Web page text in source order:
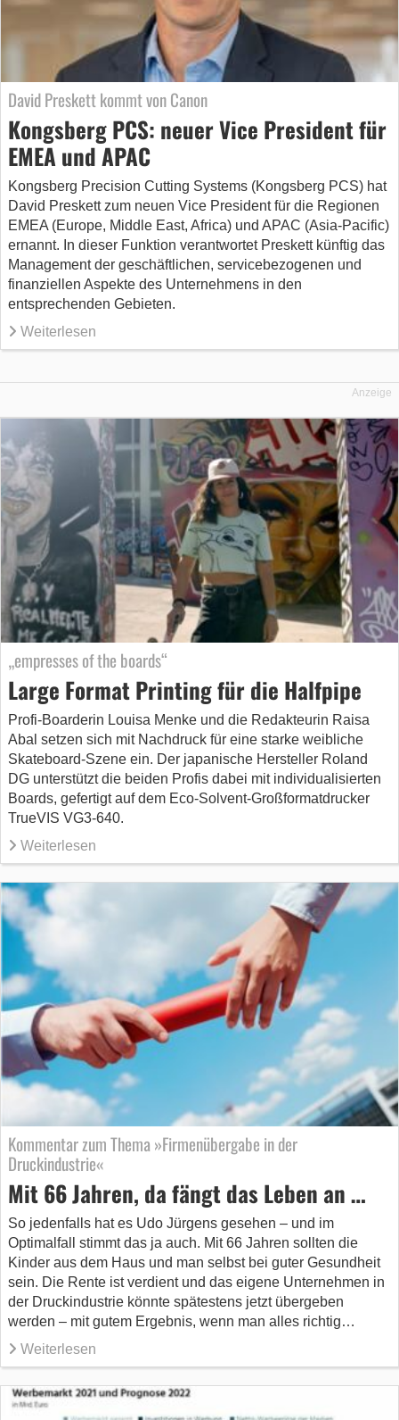
David Preskett kommt von Canon
Kongsberg PCS: neuer Vice President für
EMEA und APAC
Kongsberg Precision Cutting Systems (Kongsberg PCS) hat
David Preskett zum neuen Vice President für die Regionen
EMEA (Europe, Middle East, Africa) und APAC (Asia-Pacific)
ernannt. In dieser Funktion verantwortet Preskett künftig das
Management der geschäftlichen, servicebezogenen und
finanziellen Aspekte des Unternehmens in den
entsprechenden Gebieten.
Weiterlesen
Anzeige
„empresses of the boards“
Large Format Printing für die Halfpipe
Profi-Boarderin Louisa Menke und die Redakteurin Raisa
Abal setzen sich mit Nachdruck für eine starke weibliche
Skateboard-Szene ein. Der japanische Hersteller Roland
DG unterstützt die beiden Profis dabei mit individualisierten
Boards, gefertigt auf dem Eco-Solvent-Großformatdrucker
TrueVIS VG3-640.
Weiterlesen
Kommentar zum Thema »Firmenübergabe in der
Druckindustrie«
Mit 66 Jahren, da fängt das Leben an …
So jedenfalls hat es Udo Jürgens gesehen – und im
Optimalfall stimmt das ja auch. Mit 66 Jahren sollten die
Kinder aus dem Haus und man selbst bei guter Gesundheit
sein. Die Rente ist verdient und das eigene Unternehmen in
der Druckindustrie könnte spätestens jetzt übergeben
werden – mit gutem Ergebnis, wenn man alles richtig…
Weiterlesen